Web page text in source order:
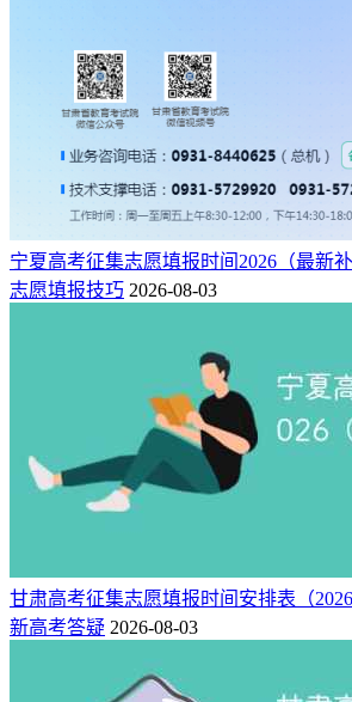
宁夏高考征集志愿填报时间2026（最新补
志愿填报技巧 2026-08-03
甘肃高考征集志愿填报时间安排表（
新高考答疑 2026-08-03